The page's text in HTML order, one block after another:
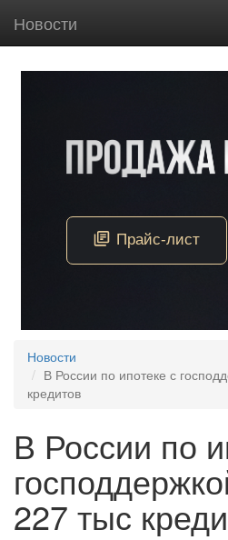
Новости
Новости
В России по ипотеке с
кредитов
В России по
227 тыс